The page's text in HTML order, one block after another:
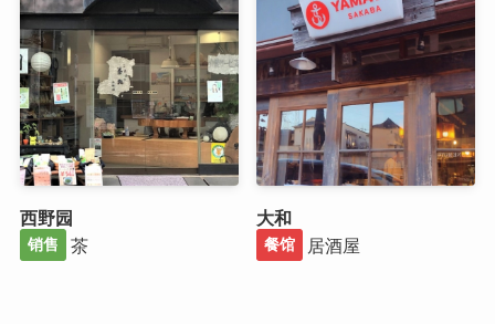
西野园
销售 茶
大和
餐馆 居酒屋